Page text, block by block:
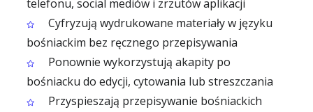
telefonu, social mediów i zrzutów aplikacji
Cyfryzują wydrukowane materiały w języku
bośniackim bez ręcznego przepisywania
Ponownie wykorzystują akapity po
bośniacku do edycji, cytowania lub streszczania
Przyspieszają przepisywanie bośniackich